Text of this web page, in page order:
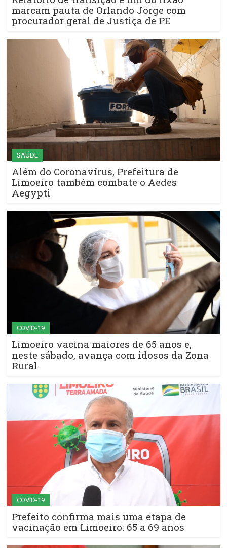
marcam pauta de Orlando Jorge com
procurador geral de Justiça de PE
SAÚDE
Além do Coronavírus, Prefeitura de
Limoeiro também combate o Aedes
Aegypti
COVID-19
Limoeiro vacina maiores de 65 anos e,
neste sábado, avança com idosos da Zona
Rural
COVID-19
Prefeito confirma mais uma etapa de
vacinação em Limoeiro: 65 a 69 anos